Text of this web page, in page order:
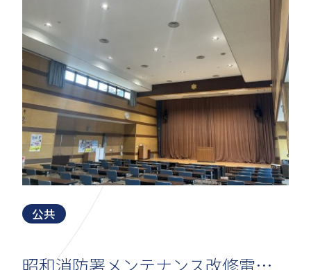
公共
昭和消防署メンテナンス改修電気工事（週休2日）（その2）